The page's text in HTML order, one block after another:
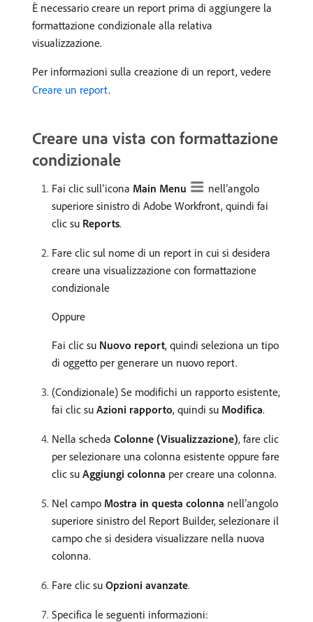
È necessario creare un report prima di aggiungere la
formattazione condizionale alla relativa
visualizzazione.
Per informazioni sulla creazione di un report, vedere
Creare un report.
Creare una vista con formattazione
condizionale
Fai clic sull’icona Main Menu
nell’angolo
superiore sinistro di Adobe Workfront, quindi fai
clic su Reports.
Fare clic sul nome di un report in cui si desidera
creare una visualizzazione con formattazione
condizionale
Oppure
Fai clic su Nuovo report, quindi seleziona un tipo
di oggetto per generare un nuovo report.
(Condizionale) Se modifichi un rapporto esistente,
fai clic su Azioni rapporto, quindi su Modifica.
Nella scheda Colonne (Visualizzazione), fare clic
per selezionare una colonna esistente oppure fare
clic su Aggiungi colonna per creare una colonna.
Nel campo Mostra in questa colonna nell’angolo
superiore sinistro del Report Builder, selezionare il
campo che si desidera visualizzare nella nuova
colonna.
Fare clic su Opzioni avanzate.
Specifica le seguenti informazioni: